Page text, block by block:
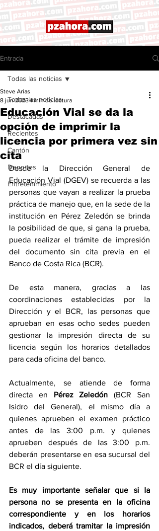
Entrada
Todas las noticias
Destacadas
Recientes
Cantón
Deportes
Entretenimiento
Todas las noticias
Educación Vial se da la
opción de imprimir la
licencia por primera vez sin
cita
Steve Arias
8 jun 2023 1 min de lectura
Desde la Dirección General de
Educación Vial (DGEV) se recuerda a las
personas que vayan a realizar la prueba
práctica de manejo que, en la sede de la
institución en Pérez Zeledón se brinda
la posibilidad de que, si gana la prueba,
pueda realizar el trámite de impresión
del documento sin cita previa en el
Banco de Costa Rica (BCR).
De esta manera, gracias a las
coordinaciones establecidas por la
Dirección y el BCR, las personas que
aprueban en esas ocho sedes pueden
gestionar la impresión directa de su
licencia según los horarios detallados
para cada oficina del banco.
Actualmente, se atiende de forma
directa en Pérez Zeledón (BCR San
Isidro del General), el mismo día a
quienes aprueben el examen práctico
antes de las 3:00 p.m. y quienes
aprueben después de las 3:00 p.m.
deberán presentarse en esa sucursal del
BCR el día siguiente.
Es muy importante señalar que si la
persona no se presenta en la oficina
correspondiente y en los horarios
indicados, deberá tramitar la impresión